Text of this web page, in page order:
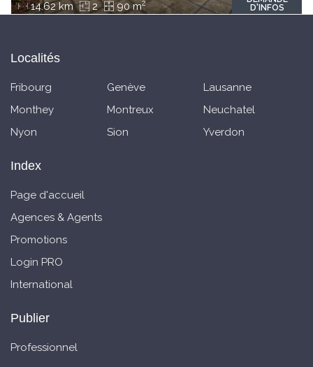
14.62 km 2 90 m2
D'INFOS
Localités
Fribourg Genève
Lausanne
Monthey
Montreux
Neuchatel
Nyon
Sion Yverdon
Index
Page d'accueil
Agences & Agents
Promotions
Login PRO
International
Publier
Professionnel